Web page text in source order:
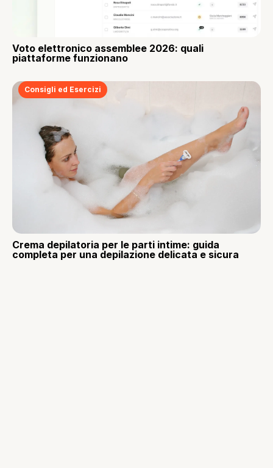
Voto elettronico assemblee 2026: quali
piattaforme funzionano
Consigli ed Esercizi
Crema depilatoria per le parti intime: guida
completa per una depilazione delicata e sicura